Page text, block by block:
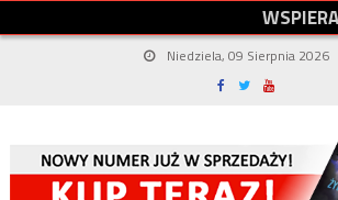
WSPIERA
Niedziela, 09 Sierpnia 2026